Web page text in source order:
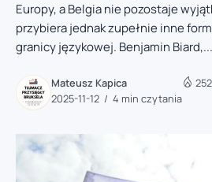
Europy, a Belgia nie pozostaje
przybiera jednak zupełnie inne
granicy językowej. Benjamin Biard,...
Mateusz Kapica
2025-11-12
4 min czytania
252